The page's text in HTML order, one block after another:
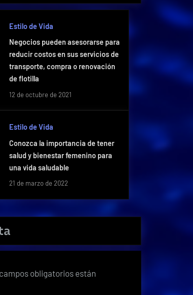
Estilo de Vida
Negocios pueden asesorarse para
reducir costos en sus servicios de
transporte, compra o renovación
de flotilla
12 de octubre de 2021
Estilo de Vida
Conozca la importancia de tener
salud y bienestar femenino para
una vida saludable
21 de marzo de 2022
obligatorios están